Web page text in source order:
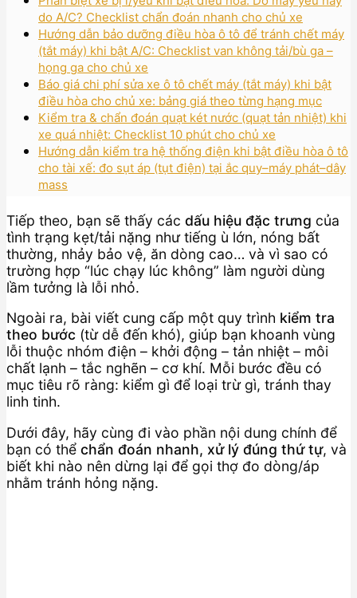
do A/C? Checklist chẩn đoán nhanh cho chủ xe
Hướng dẫn bảo dưỡng điều hòa ô tô để tránh chết máy
(tắt máy) khi bật A/C: Checklist van không tải/bù ga –
họng ga cho chủ xe
Báo giá chi phí sửa xe ô tô chết máy (tắt máy) khi bật
điều hòa cho chủ xe: bảng giá theo từng hạng mục
Kiểm tra & chẩn đoán quạt két nước (quạt tản nhiệt) khi
xe quá nhiệt: Checklist 10 phút cho chủ xe
Hướng dẫn kiểm tra hệ thống điện khi bật điều hòa ô tô
cho tài xế: đo sụt áp (tụt điện) tại ắc quy–máy phát–dây
mass
Tiếp theo, bạn sẽ thấy các dấu hiệu đặc trưng của
tình trạng kẹt/tải nặng như tiếng ù lớn, nóng bất
thường, nhảy bảo vệ, ăn dòng cao… và vì sao có
trường hợp “lúc chạy lúc không” làm người dùng
lầm tưởng là lỗi nhỏ.
Ngoài ra, bài viết cung cấp một quy trình kiểm tra
theo bước (từ dễ đến khó), giúp bạn khoanh vùng
lỗi thuộc nhóm điện – khởi động – tản nhiệt – môi
chất lạnh – tắc nghẽn – cơ khí. Mỗi bước đều có
mục tiêu rõ ràng: kiểm gì để loại trừ gì, tránh thay
linh tinh.
Dưới đây, hãy cùng đi vào phần nội dung chính để
bạn có thể chẩn đoán nhanh, xử lý đúng thứ tự, và
biết khi nào nên dừng lại để gọi thợ đo dòng/áp
nhằm tránh hỏng nặng.